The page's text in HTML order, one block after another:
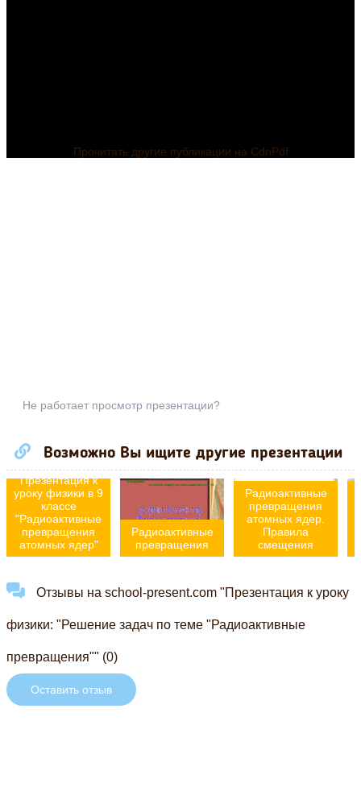
Прочитать другие публикации на CdnPdf
Не работает просмотр презентации?
Возможно Вы ищите другие презентации
Презентация к
уроку физики в 9
классе
"Радиоактивные
превращения
атомных ядер"
Радиоактивные
превращения
Радиоактивные
превращения
атомных ядер.
Правила
смещения
Отзывы на school-present.com "Презентация к уроку
физики: "Решение задач по теме "Радиоактивные
превращения"" (0)
Оставить отзыв